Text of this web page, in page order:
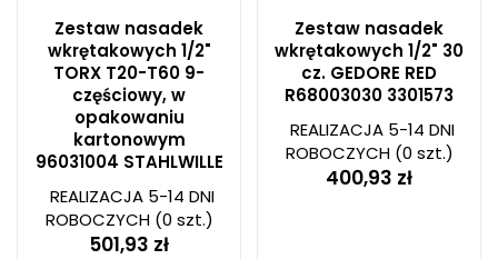
Zestaw nasadek
wkrętakowych 1/2"
TORX T20-T60 9-
częściowy, w
opakowaniu
kartonowym
96031004 STAHLWILLE
REALIZACJA 5-14 DNI
ROBOCZYCH(0 szt.)
501,93 zł
Zestaw nasadek
wkrętakowych 1/2" 30
cz. GEDORE RED
R68003030 3301573
REALIZACJA 5-14 DNI
ROBOCZYCH(0 szt.)
400,93 zł